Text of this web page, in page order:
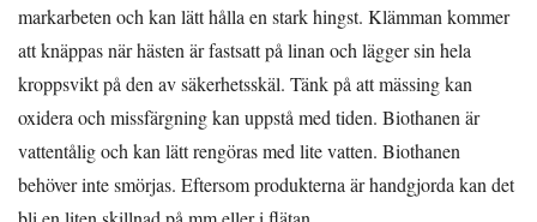
markarbeten och kan lätt hålla en stark hingst. Klämman kommer
att knäppas när hästen är fastsatt på linan och lägger sin hela
kroppsvikt på den av säkerhetsskäl. Tänk på att mässing kan
oxidera och missfärgning kan uppstå med tiden. Biothanen är
vattentålig och kan lätt rengöras med lite vatten. Biothanen
behöver inte smörjas. Eftersom produkterna är handgjorda kan det